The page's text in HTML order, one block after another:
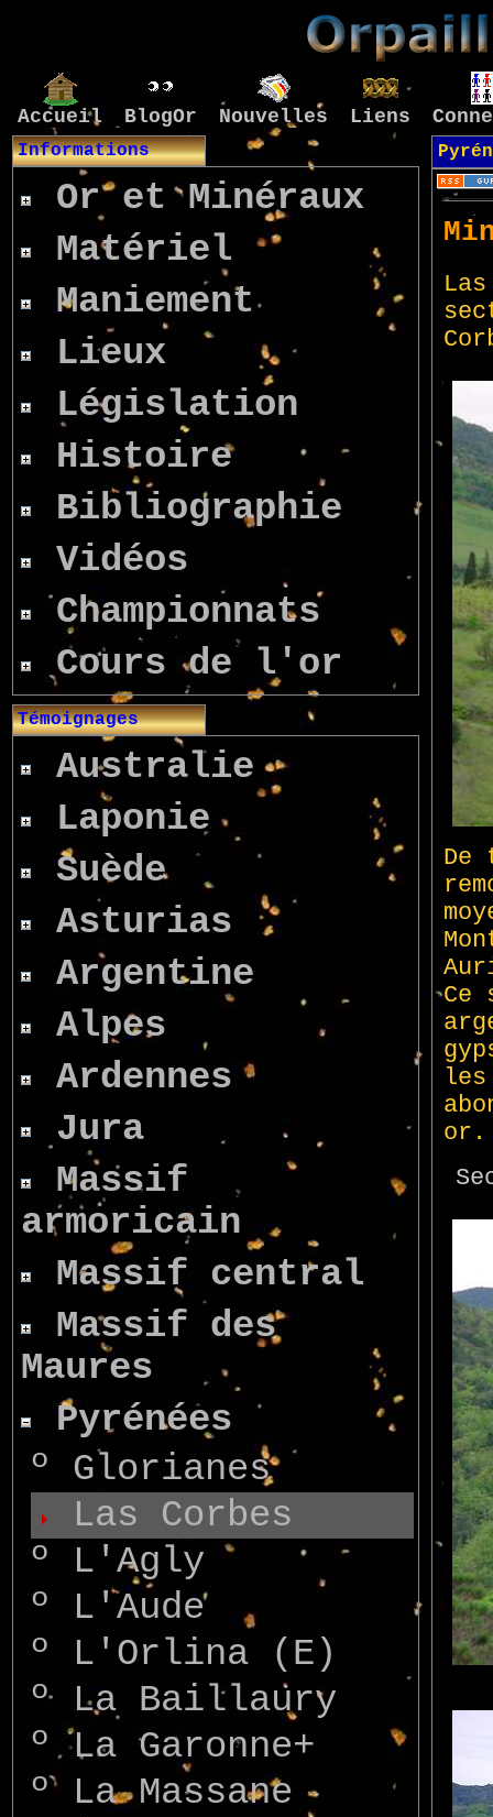
Accueil BlogOr Nouvelles Liens
Informations
Or et Minéraux
Matériel
Maniement
Lieux
Législation
Histoire
Bibliographie
Vidéos
Championnats
Cours de l'or
Témoignages
Australie
Laponie
Suède
Asturias
Argentine
Alpes
Ardennes
Jura
Massif
armoricain
Massif central
Massif des
Maures
Pyrénées
º
Glorianes
Las Corbes
º L'Agly
º L'Aude
º L'Orlina (E)
ºLa Baillaury
º La Garonne+
ºLa Massane